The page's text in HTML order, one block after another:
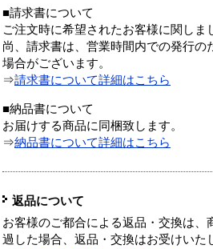
■請求書について
ご注文時に希望されたお客様に関しま
尚、請求書は、営業時間内での発行
場合がございます。
⇒請求書について詳細はこちら
■納品書について
お届けする商品に同梱致します。
⇒納品書について詳細はこちら
返品について
お客様のご都合による返品・交換は
過した場合、返品・交換はお受けいた